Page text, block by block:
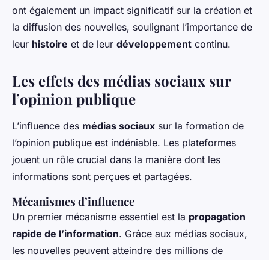
ont également un impact significatif sur la création et
la diffusion des nouvelles, soulignant l’importance de
leur histoire et de leur développement continu.
Les effets des médias sociaux sur
l’opinion publique
L’influence des médias sociaux sur la formation de
l’opinion publique est indéniable. Les plateformes
jouent un rôle crucial dans la manière dont les
informations sont perçues et partagées.
Mécanismes d’influence
Un premier mécanisme essentiel est la propagation
rapide de l’information. Grâce aux médias sociaux,
les nouvelles peuvent atteindre des millions de